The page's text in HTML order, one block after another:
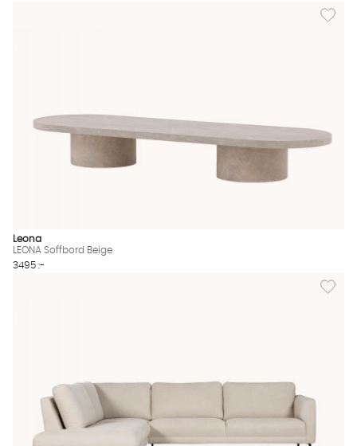
Lägg
Leona
LEONA Soffbord Beige
3495 :-
Lägg